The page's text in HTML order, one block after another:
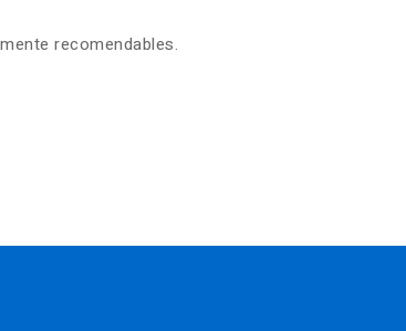
recomendables.